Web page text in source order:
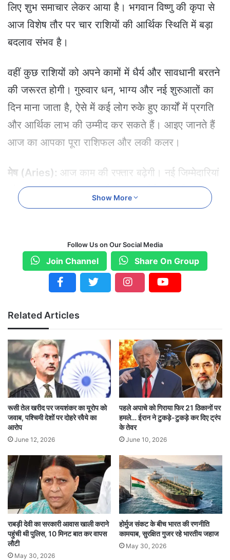
लिए शुभ समाचार लेकर आया है। भगवान विष्णु की कृपा से
आज विशेष तौर पर चार राशियों की आर्थिक स्थिति में बड़ा
बदलाव संभव है।
वहीं कुछ राशियों को अपने कामों में धैर्य और सावधानी बरतने
की जरूरत होगी। गुरुवार धन, भाग्य और नई शुरुआतों का
दिन माना जाता है, ऐसे में कई लोग रुके हुए कार्यों में प्रगति
और आर्थिक लाभ की उम्मीद कर सकते हैं। आइए जानते हैं
आज का आपका पूरा राशिफल और लकी कलर।
मेष (Aries): आज काम की रफ्तार बढ़ेगी। नई जिम्मेदारियां
और उसके साथ फायदा भी मिलेगा। आर्थिक स्थिति बेहतर
होगी और रुका हुआ धन मिलने की संभावना है।
वृषभ (Taurus):परिवार में खुशी का माहौल रहेगा। मन
शांत रहेगा और धन संबंधी योजनाओं से लाभ मिलेगा। कोई
छोटा निवेश भविष्य में बड़ा लाभ दे सकता है।
मिथुन (Gemini):
आत्मविश्वास बढ़ेगा, लेकिन जल्दबाज़ी से
बचें। आर्थिक मामलों में सोच-समझकर कदम रखें। यात्रा
खर्च बढ़ सकता है।
लकी कलर: पीला
कर्क (Cancer):किस्मत आपका साथ देगी। रुके कार्य पूरे
होंगे। नौकरी में प्रमोशन या बोनस का योग बन रहा है।
आर्थिक स्थिति मजबूत होगी।
लकी कलर: सिल्वर
सिंह (Leo):ऊर्जा से भरा दिन। नई शुरुआतों के लिए समय
शुभ है। अचानक धन लाभ हो सकता है।
लकी कलर: गोल्डन
Show More
Follow Us on Our Social Media
Join Channel Share On Group
Related Articles
रूसी तेल खरीद पर जयशंकर का यूरोप को
जवाब, पश्चिमी देशों पर दोहरे रवैये का
आरोप
June 12, 2026
पहले अपाचे को गिराया फिर 21 ठिकानों पर
हमले… ईरान ने टुकड़े-टुकड़े कर दिए ट्रंप
के तेवर
June 10, 2026
राबड़ी देवी का सरकारी आवास खाली कराने
पहुंची थी पुलिस, 10 मिनट बात कर वापस
लौटी
May 30, 2026
होर्मुज संकट के बीच भारत की रणनीति
कामयाब, सुरक्षित गुजर रहे भारतीय जहाज
May 30, 2026